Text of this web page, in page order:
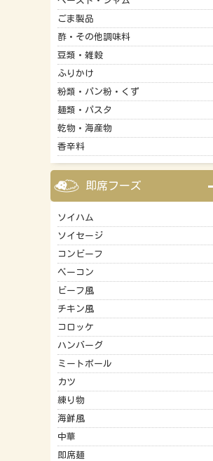
ごま製品
酢・その他調味料
豆類・雑穀
ふりかけ
粉類・パン粉・くず
麺類・パスタ
乾物・海産物
香辛料
即席フーズ
ソイハム
ソイセージ
コンビーフ
ベーコン
ビーフ風
チキン風
コロッケ
ハンバーグ
ミートボール
カツ
練り物
海鮮風
中華
即席麺